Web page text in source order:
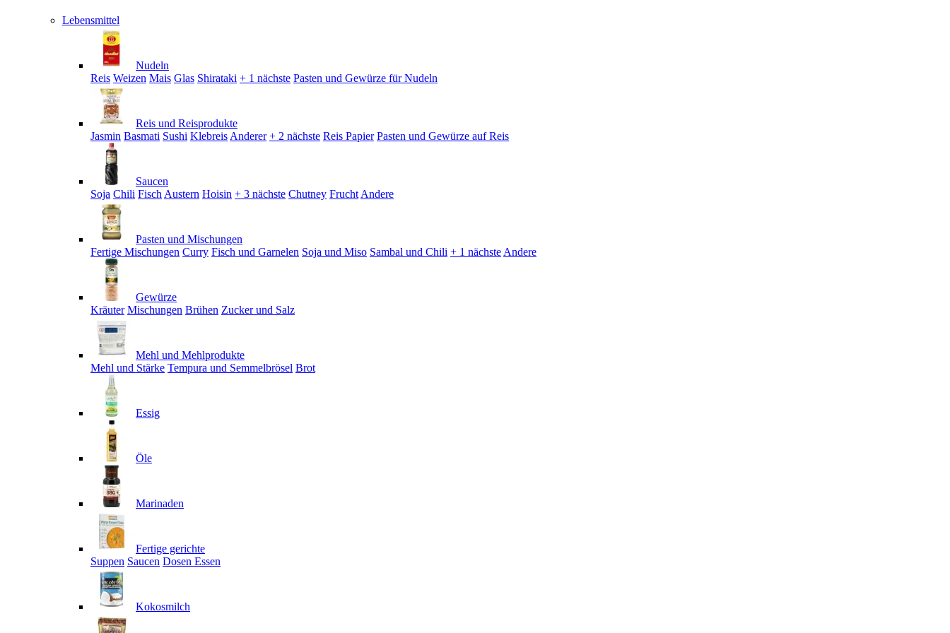
Lebensmittel
Nudeln
Reis Weizen Mais Glas Shirataki + 1 nächste Pasten und Gewürze für Nudeln
Reis und Reisprodukte
Jasmin Basmati Sushi Klebreis Anderer + 2 nächste Reis Papier Pasten und Gewürze auf Reis
Saucen
Soja Chili Fisch Austern Hoisin + 3 nächste Chutney Frucht Andere
Pasten und Mischungen
Fertige Mischungen Curry Fisch und Garnelen Soja und Miso Sambal und Chili + 1 nächste Andere
Gewürze
Kräuter Mischungen Brühen Zucker und Salz
Mehl und Mehlprodukte
Mehl und Stärke Tempura und Semmelbrösel Brot
Essig
Öle
Marinaden
Fertige gerichte
Suppen Saucen Dosen Essen
Kokosmilch